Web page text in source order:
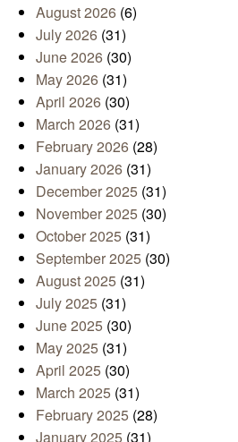
August 2026 (6)
July 2026 (31)
June 2026 (30)
May 2026 (31)
April 2026 (30)
March 2026 (31)
February 2026 (28)
January 2026 (31)
December 2025 (31)
November 2025 (30)
October 2025 (31)
September 2025 (30)
August 2025 (31)
July 2025 (31)
June 2025 (30)
May 2025 (31)
April 2025 (30)
March 2025 (31)
February 2025 (28)
January 2025 (31)